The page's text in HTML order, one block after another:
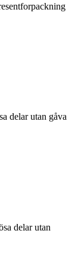
delar utan gåva
delar utan